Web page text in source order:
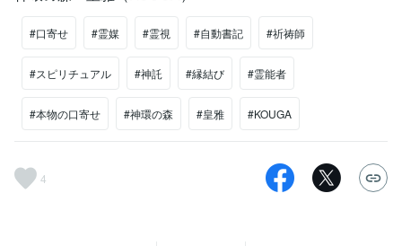
#口寄せ #霊媒 #霊視 #自動書記 #祈祷師
#スピリチュアル #神託 #縁結び #霊能者
#本物の口寄せ #神環の森 #皇雅 #KOUGA
4